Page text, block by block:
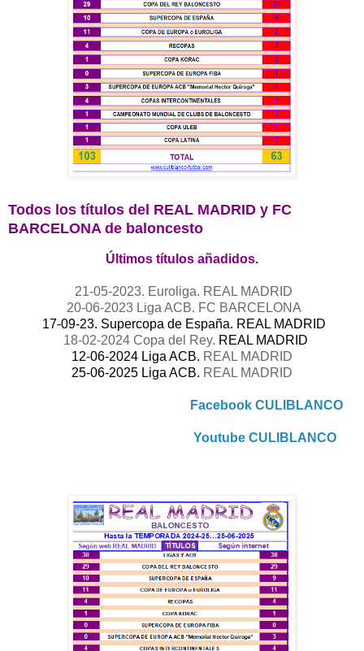
Todos los títulos del REAL MADRID y FC
BARCELONA de baloncesto
Últimos títulos añadidos.
21-05-2023. Euroliga. REAL MADRID
20-06-2023 Liga ACB. FC BARCELONA
17-09-23. Supercopa de España. REAL MADRID
18-02-2024 Copa del Rey. REAL MADRID
12-06-2024 Liga ACB. REAL MADRID
25-06-2025 Liga ACB. REAL MADRID
Facebook CULIBLANCO
Youtube CULIBLANCO